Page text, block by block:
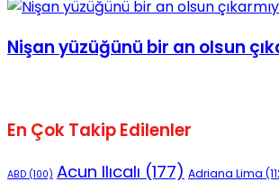
Nişan yüzüğünü bir an olsun
En Çok Takip Edilenler
ABD (100) Acun Ilıcalı (177) Adriana Lima